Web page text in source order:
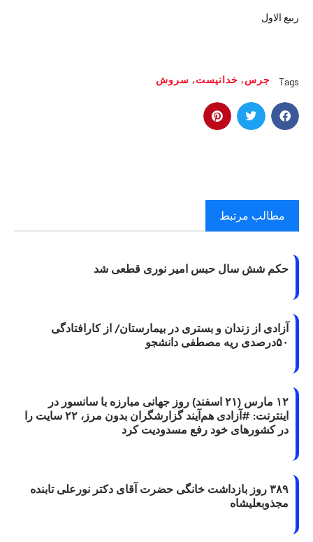
ربیع الاول
Tags جرس, خدانیست, سروش
مطالب مرتبط
حکم شش سال حبس امیر نوری قطعی شد
آزادی از زندان و بستری در بیمارستان/ از کارافتادگی
۵۰درصدی ریه مصطفی دانشجو
۱۲ مارس (۲۱ اسفند) روز جهانی مبارزه با سانسور در
اینترنت: #آزادی هم‌آیند گزارشگران‌ بدون مرز، ۲۲ سایت را
در کشورهای خود رفع مسدودیت کرد
۳۸۹ روز بازداشت خانگی حضرت آقای دکتر نورعلی تابنده
مجذوبعلیشاه